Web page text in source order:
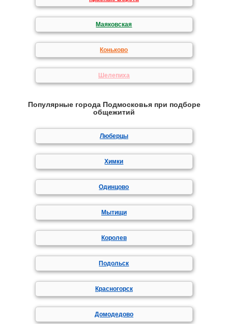
Маяковская
Коньково
Шелепиха
Популярные города Подмосковья при подборе
общежитий
Люберцы
Химки
Одинцово
Мытищи
Королев
Подольск
Красногорск
Домодедово